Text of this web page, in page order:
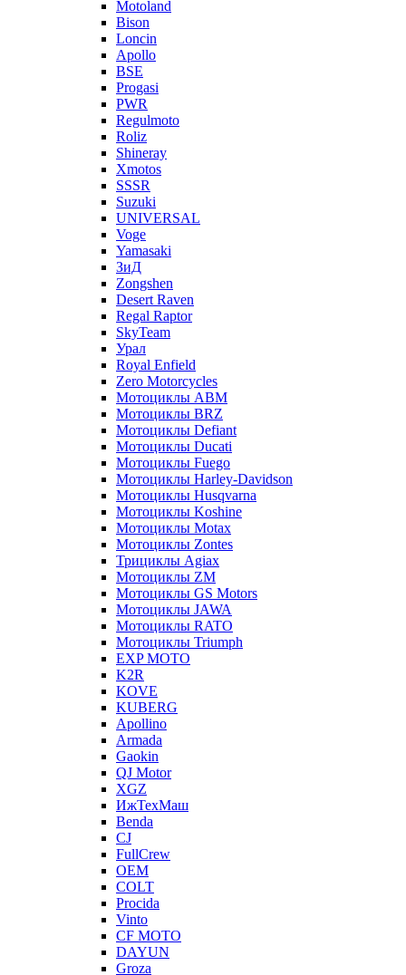
Motoland
Bison
Loncin
Apollo
BSE
Progasi
PWR
Regulmoto
Roliz
Shineray
Xmotos
SSSR
Suzuki
UNIVERSAL
Voge
Yamasaki
ЗиД
Zongshen
Desert Raven
Regal Raptor
SkyTeam
Урал
Royal Enfield
Zero Motorcycles
Мотоциклы ABM
Мотоциклы BRZ
Мотоциклы Defiant
Мотоциклы Ducati
Мотоциклы Fuego
Мотоциклы Harley-Davidson
Мотоциклы Husqvarna
Мотоциклы Koshine
Мотоциклы Motax
Мотоциклы Zontes
Трициклы Agiax
Мотоциклы ZM
Мотоциклы GS Motors
Мотоциклы JAWA
Мотоциклы RATO
Мотоциклы Triumph
EXP MOTO
K2R
KOVE
KUBERG
Apollino
Armada
Gaokin
QJ Motor
XGZ
ИжТехМаш
Benda
CJ
FullCrew
OEM
COLT
Procida
Vinto
CF MOTO
DAYUN
Groza